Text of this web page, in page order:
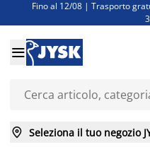
Fino al 12/08 | Trasporto
Super offerte d'estate |
Finanziamenti - Scegli il

 Seleziona il tuo negozio